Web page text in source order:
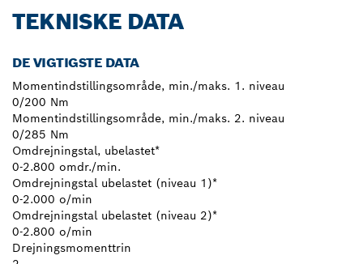
TEKNISKE DATA
DE VIGTIGSTE DATA
Momentindstillingsområde, min./maks. 1. niveau
0/200 Nm
Momentindstillingsområde, min./maks. 2. niveau
0/285 Nm
Omdrejningstal, ubelastet*
0-2.800 omdr./min.
Omdrejningstal ubelastet (niveau 1)*
0-2.000 o/min
Omdrejningstal ubelastet (niveau 2)*
0-2.800 o/min
Drejningsmomenttrin